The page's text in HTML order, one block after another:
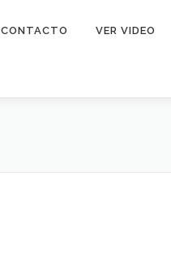
CONTACTO VER VIDEO